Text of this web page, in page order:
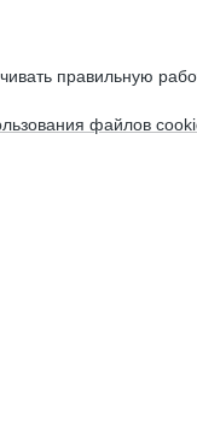
правильную
файлов